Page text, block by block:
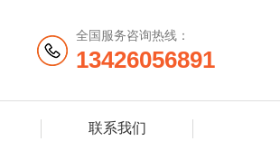
全国服务咨询热线：
13426056891
联系我们